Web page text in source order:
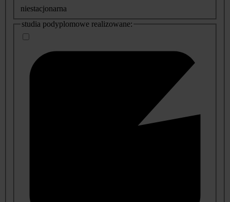
niestacjonarna
studia podyplomowe realizowane: